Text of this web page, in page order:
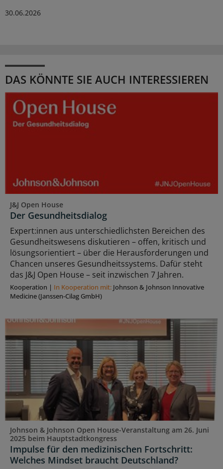
30.06.2026
DAS KÖNNTE SIE AUCH INTERESSIEREN
J&J Open House
Der Gesundheitsdialog
Expert:innen aus unterschiedlichsten Bereichen des
Gesundheitswesens diskutieren – offen, kritisch und
lösungsorientiert – über die Herausforderungen und
Chancen unseres Gesundheitssystems. Dafür steht
das J&J Open House – seit inzwischen 7 Jahren.
Kooperation | In Kooperation mit: Johnson & Johnson Innovative
Medicine (Janssen-Cilag GmbH)
Johnson & Johnson Open House-Veranstaltung am 26. Juni
2025 beim Hauptstadtkongress
Impulse für den medizinischen Fortschritt:
Welches Mindset braucht Deutschland?